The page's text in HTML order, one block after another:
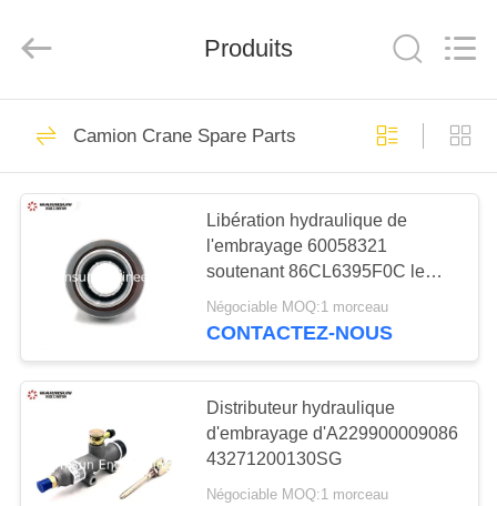
MAISON
PRODUITS
SUJET
NOUS
VISITE
D'USINE
Machinery
Excavatrice Bucket
Bushing
Excavatrice Bucket
Pins
67
Produits
Camion Crane Spare Parts
Libération hydraulique de
l'embrayage 60058321
soutenant 86CL6395F0C le
camion Crane Spare Parts
Négociable MOQ:1 morceau
CONTACTEZ-NOUS
Distributeur hydraulique
d'embrayage d'A229900009086
43271200130SG
Négociable MOQ:1 morceau